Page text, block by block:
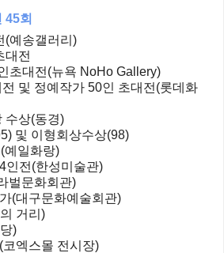
45회
(예송갤러리)
대전
초대전(뉴욕 NoHo Gallery)
및 정예작가 50인 초대전(롯데화
수상(동경)
및 이형회상수상(98)
예일화랑)
인전(한성미술관)
벌문화회관)
(대구문화예술회관)
거리)
)
엑스몰 전시장)